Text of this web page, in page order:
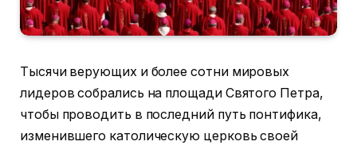
Тысячи верующих и более сотни мировых
лидеров собрались на площади Святого Петра,
чтобы проводить в последний путь понтифика,
изменившего католическую церковь своей